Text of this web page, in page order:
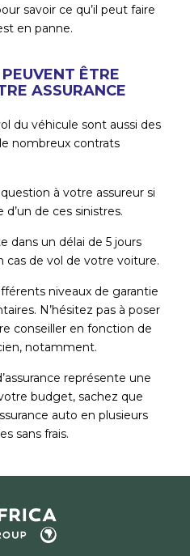
savoir ce qu’il peut faire
en panne.
ÊTRE
ASSURANCE
du véhicule sont aussi des
nombreux contrats
à votre assureur si
de ces sinistres.
dans un délai de 5 jours
cas de vol de votre voiture.
niveaux de garantie
N’hésitez pas à poser
conseiller en fonction de
notamment.
représente une
budget, sachez que
auto en plusieurs
sans frais.